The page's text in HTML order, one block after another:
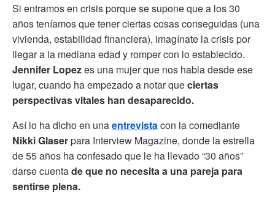
Si entramos en crisis porque se supone que a los 30
años teníamos que tener ciertas cosas conseguidas (una
vivienda, estabilidad financiera), imagínate la crisis por
llegar a la mediana edad y romper con lo establecido.
Jennifer Lopezes una mujer que nos habla desde ese
lugar, cuando ha empezado a notar queciertas
perspectivas vitales han desaparecido.
Así lo ha dicho en unaentrevistacon la comediante
Nikki Glaserpara Interview Magazine, donde la estrella
de 55 años ha confesado que le ha llevado “30 años”
darse cuentade que no necesita a una pareja para
sentirse plena.